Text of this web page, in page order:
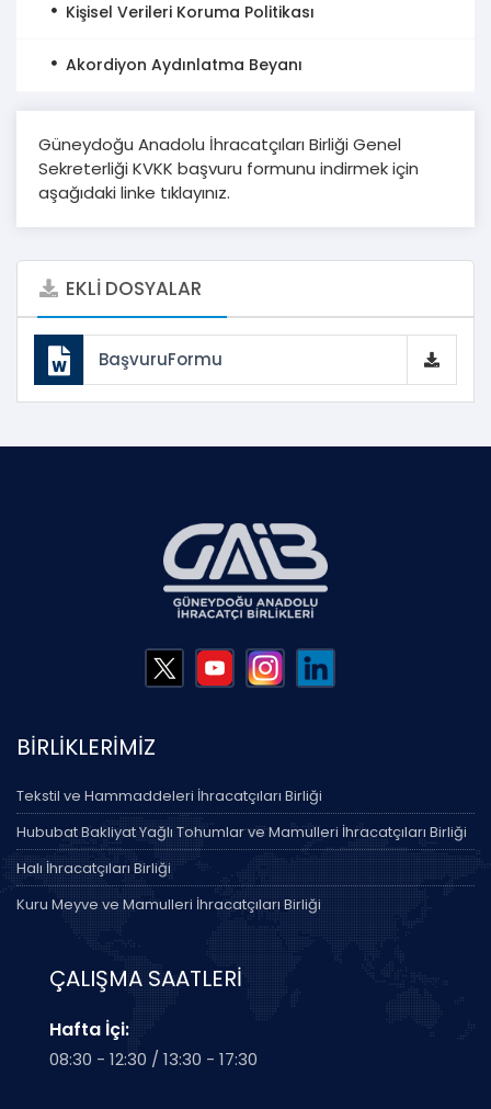
Kişisel Verileri Koruma Politikası
Akordiyon Aydınlatma Beyanı
Güneydoğu Anadolu İhracatçıları Birliği Genel
Sekreterliği KVKK başvuru formunu indirmek için
aşağıdaki linke tıklayınız.
EKLİ DOSYALAR
BaşvuruFormu
BİRLİKLERİMİZ
Tekstil ve Hammaddeleri İhracatçıları Birliği
Hububat Bakliyat Yağlı Tohumlar ve Mamulleri İhracatçıları Birliği
Halı İhracatçıları Birliği
Kuru Meyve ve Mamulleri İhracatçıları Birliği
ÇALIŞMA SAATLERİ
Hafta İçi:
08:30 - 12:30 / 13:30 - 17:30